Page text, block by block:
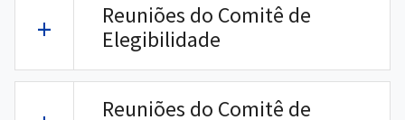
Reuniões do Comitê de
Elegibilidade
Reuniões do Comitê de